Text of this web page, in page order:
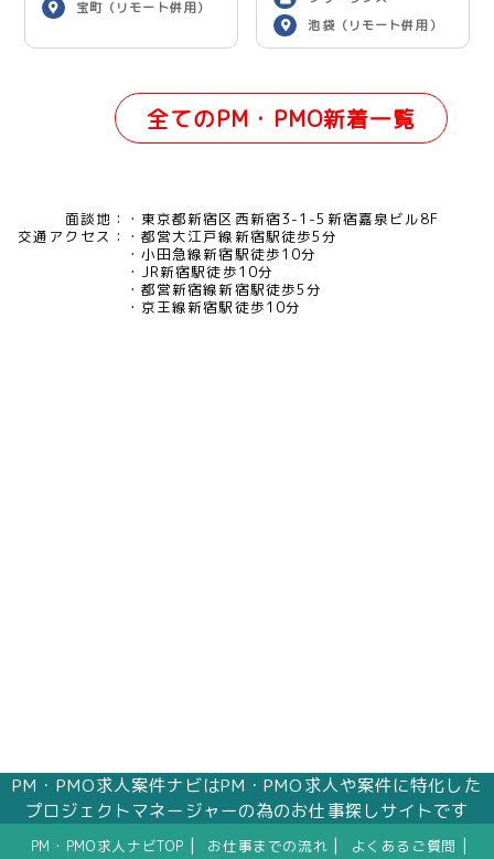
宝町（リモート併用）
池袋（リモート併用）
全てのPM・PMO新着一覧
面談地：
東京都新宿区西新宿3-1-5新宿嘉泉ビル8F
交通アクセス：
都営大江戸線新宿駅徒歩5分
小田急線新宿駅徒歩10分
JR新宿駅徒歩10分
都営新宿線新宿駅徒歩5分
京王線新宿駅徒歩10分
PM・PMO求人案件ナビはPM・PMO求人や案件に特化した
プロジェクトマネージャーの為のお仕事探しサイトです
PM・PMO求人ナビTOP お仕事までの流れ よくあるご質問